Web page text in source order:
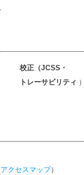
校正（JCSS・
トレーサビリティ
アクセスマップ）